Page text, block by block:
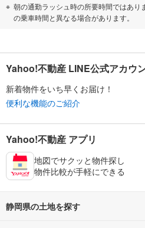
朝の通勤ラッシュ時の所要時間ではあ
の乗車時間と異なる場合があります。
Yahoo!不動産 LINE公式アカウ
新着物件をいち早くお届け！
便利な機能のご紹介
Yahoo!不動産 アプリ
地図でサクッと物件探し
物件比較が手軽にできる
静岡県の土地を探す